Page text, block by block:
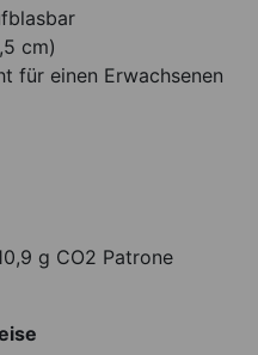
cm)
für einen Erwachsenen
g CO2 Patrone